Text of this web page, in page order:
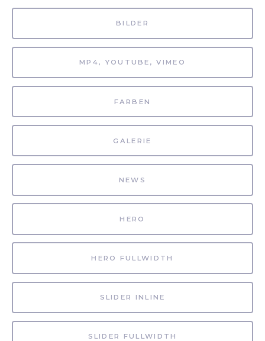
BILDER
MP4, YOUTUBE, VIMEO
FARBEN
GALERIE
NEWS
HERO
HERO FULLWIDTH
SLIDER INLINE
SLIDER FULLWIDTH